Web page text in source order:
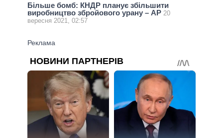
Більше бомб: КНДР планує збільшити
виробництво збройового урану – AP 20
вересня 2021, 02:57